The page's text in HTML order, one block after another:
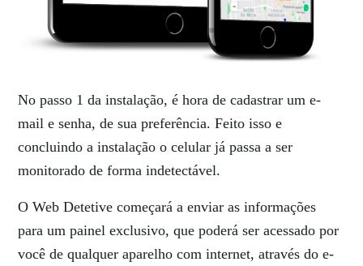
No passo 1 da instalação, é hora de cadastrar um e-
mail e senha, de sua preferência. Feito isso e
concluindo a instalação o celular já passa a ser
monitorado de forma indetectável.
O Web Detetive começará a enviar as informações
para um painel exclusivo, que poderá ser acessado por
você de qualquer aparelho com internet, através do e-